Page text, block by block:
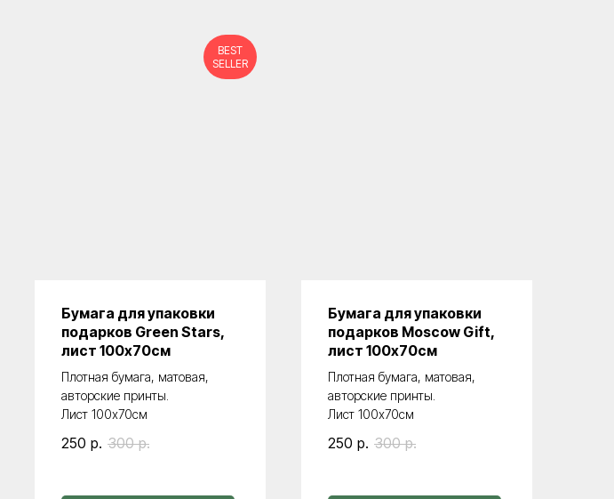
BEST
SELLER
Бумага для упаковки
подарков Green Stars,
лист 100х70см
Плотная бумага, матовая,
авторские принты.
Лист 100х70см
250 р. 300 р.
Бумага для упаковки
подарков Moscow Gift,
лист 100х70см
Плотная бумага, матовая,
авторские принты.
Лист 100х70см
250 р. 300 р.